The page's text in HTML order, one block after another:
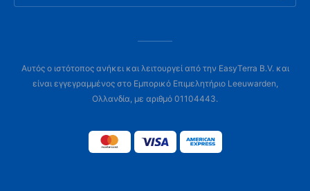
Αυτός ο ιστότοπος ανήκει και λειτουργεί από την EasyTerra B.V. και
είναι εγγεγραμμένος στο Εμπορικό Επιμελητήριο Leeuwarden,
Ολλανδία, με αριθμό 01104443.